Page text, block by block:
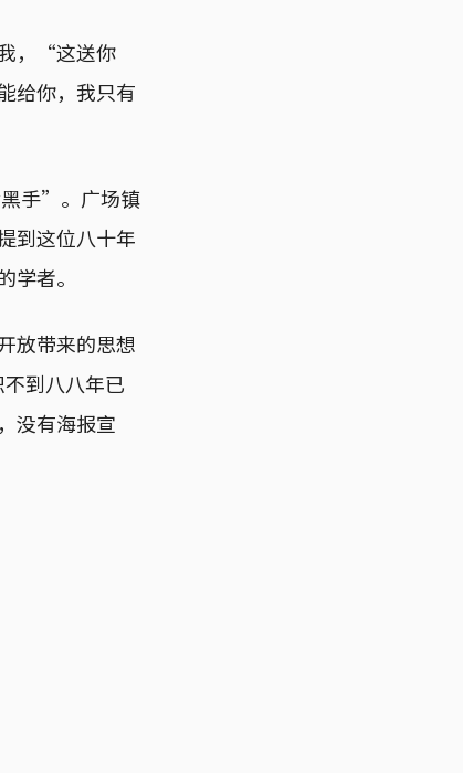
，“这送你
给你，我只有
黑手”。广场镇
到这位八十年
者。
放带来的思想
到八八年已
没有海报宣